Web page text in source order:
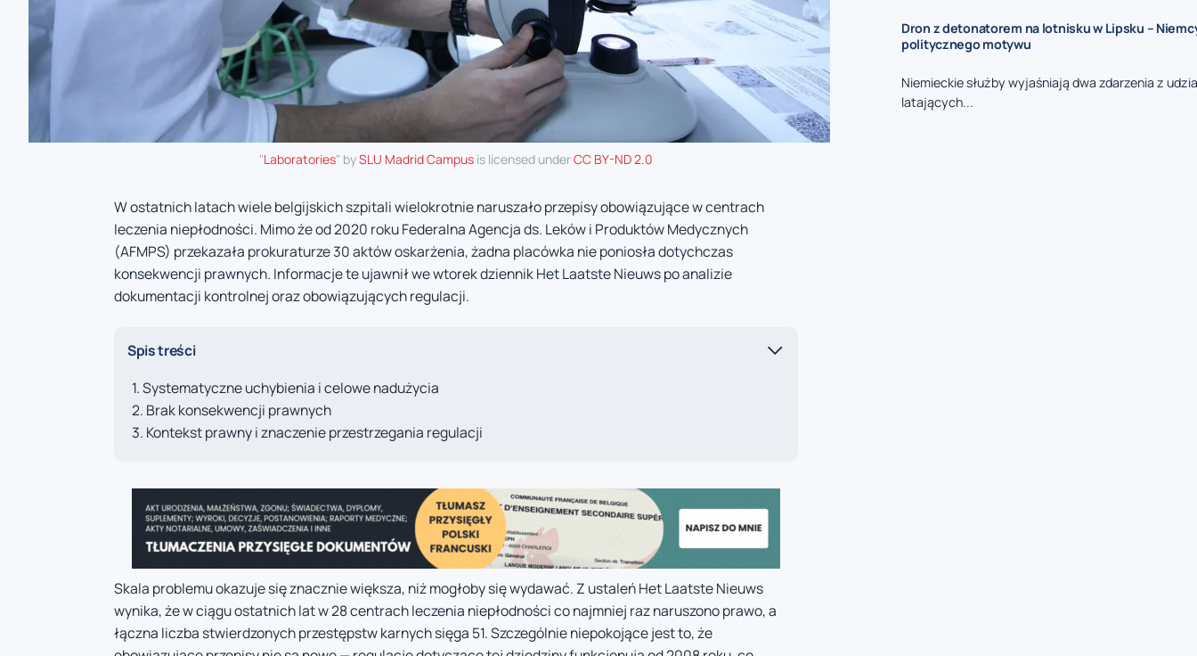
"Laboratories" bySLU Madrid Campus is licensed underCC BY-ND 2.0
W ostatnich latach wiele belgijskich szpitali wielokrotnie naruszało przepisy obowiązujące w centrach
leczenia niepłodności. Mimo że od 2020 roku Federalna Agencja ds. Leków i Produktów Medycznych
(AFMPS) przekazała prokuraturze 30 aktów oskarżenia, żadna placówka nie poniosła dotychczas
konsekwencji prawnych. Informacje te ujawnił we wtorek dziennik Het Laatste Nieuws po analizie
dokumentacji kontrolnej oraz obowiązujących regulacji.
Spis treści
Systematyczne uchybienia i celowe nadużycia
Brak konsekwencji prawnych
Kontekst prawny i znaczenie przestrzegania regulacji
Skala problemu okazuje się znacznie większa, niż mogłoby się wydawać. Z ustaleń Het Laatste Nieuws
wynika, że w ciągu ostatnich lat w 28 centrach leczenia niepłodności co najmniej raz naruszono prawo, a
łączna liczba stwierdzonych przestępstw karnych sięga 51. Szczególnie niepokojące jest to, że
Dron z detonatorem na lotnisku w Lipsku –
politycznego motywu
Niemieckie służby wyjaśniają dwa zdarzenia z
latających...